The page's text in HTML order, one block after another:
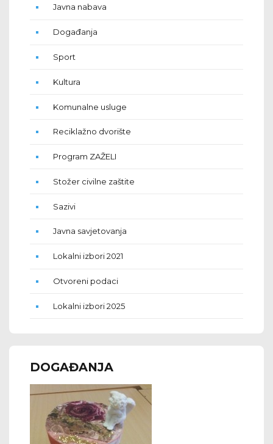
Javna nabava
Događanja
Sport
Kultura
Komunalne usluge
Reciklažno dvorište
Program ZAŽELI
Stožer civilne zaštite
Sazivi
Javna savjetovanja
Lokalni izbori 2021
Otvoreni podaci
Lokalni izbori 2025
DOGAĐANJA